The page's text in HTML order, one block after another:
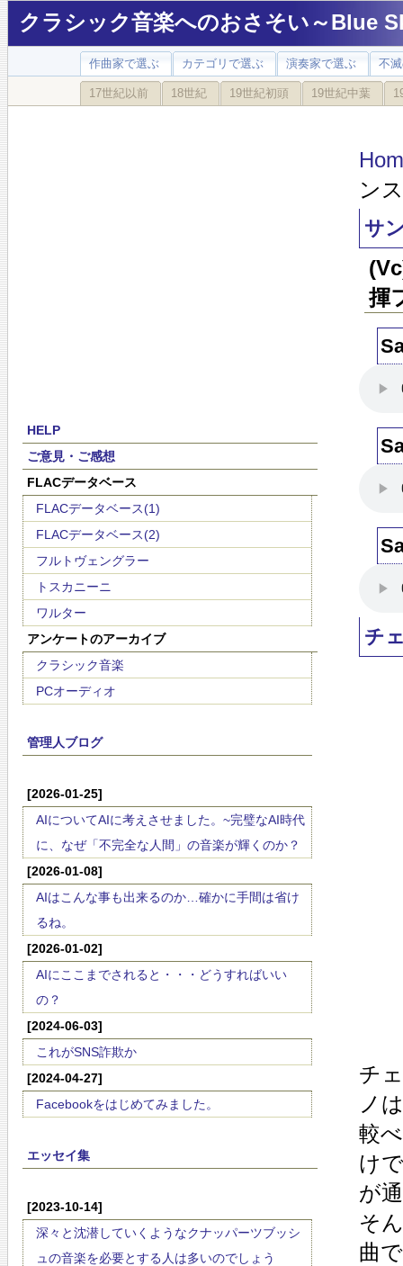
クラシック音楽へのおさそい～Blue
作曲家で選ぶ カテゴリで選ぶ 演奏家で選ぶ 不
17世紀以前 18世紀 19世紀初頭 19世紀中葉
HELP
ご意見・ご感想
FLACデータベース
FLACデータベース(1)
FLACデータベース(2)
フルトヴェングラー
トスカニーニ
ワルター
アンケートのアーカイブ
クラシック音楽
PCオーディオ
管理人ブログ
[2026-01-25]
AIについてAIに考えさせました。~完璧なAI時代
に、なぜ「不完全な人間」の音楽が輝くのか？
[2026-01-08]
AIはこんな事も出来るのか…確かに手間は省け
るね。
[2026-01-02]
AIにここまでされると・・・どうすればいい
の？
[2024-06-03]
これがSNS詐欺か
[2024-04-27]
Facebookをはじめてみました。
エッセイ集
[2023-10-14]
深々と沈潜していくようなクナッパーツブッシ
ュの音楽を必要とする人は多いのでしょう
ン
サ
揮
チ
チ
ノ
較
け
が
そ
曲